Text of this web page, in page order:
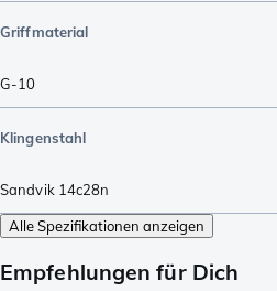
Griffmaterial
G-10
Klingenstahl
Sandvik 14c28n
Alle Spezifikationen anzeigen
Empfehlungen für Dich